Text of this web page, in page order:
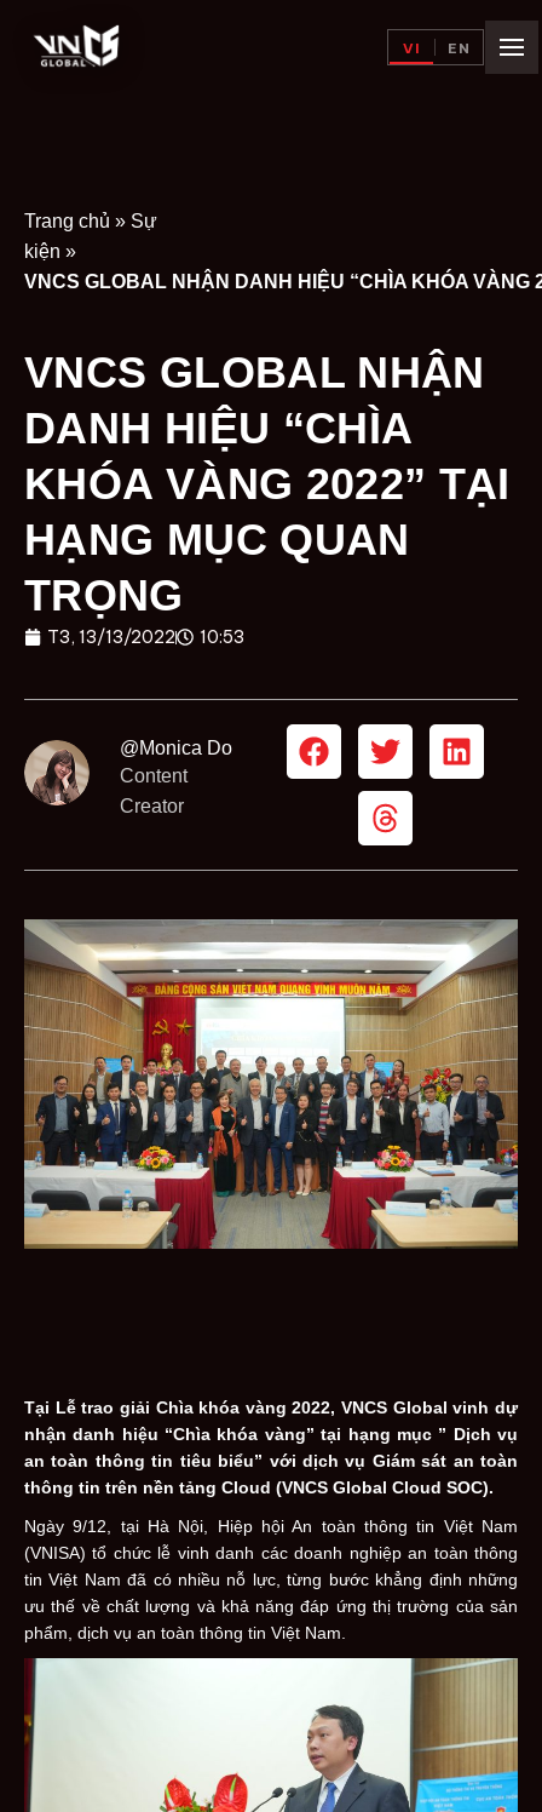
Trang chủ » Sự
kiện »
VNCS GLOBAL NHẬN
DANH HIỆU “CHÌA
KHÓA VÀNG 2022” TẠI
HẠNG MỤC QUAN
TRỌNG
T3, 13/13/2022 10:53
@Monica Do
Content
Creator
Tại Lễ trao giải Chìa khóa vàng 2022, VNCS Global vinh dự
nhận danh hiệu “Chìa khóa vàng” tại hạng mục ” Dịch vụ
an toàn thông tin tiêu biểu” với dịch vụ Giám sát an toàn
thông tin trên nền tảng Cloud (VNCS Global Cloud SOC).
Ngày 9/12, tại Hà Nội, Hiệp hội An toàn thông tin Việt Nam
(VNISA) tổ chức lễ vinh danh các doanh nghiệp an toàn thông
tin Việt Nam đã có nhiều nỗ lực, từng bước khẳng định những
ưu thế về chất lượng và khả năng đáp ứng thị trường của sản
phẩm, dịch vụ an toàn thông tin Việt Nam.
VI EN